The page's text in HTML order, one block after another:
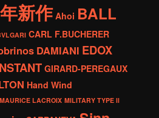
新作 Ahoi BALL
CARL F.BUCHERER
DAMIANI EDOX
GIRARD-PEREGAUX
Hand Wind
MAURICE LACROIX MILITARY TYPE ll